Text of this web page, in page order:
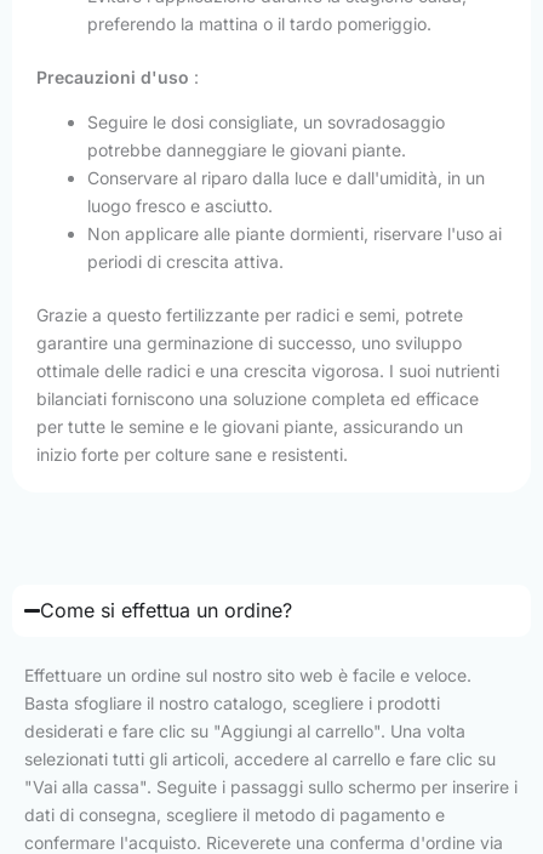
preferendo la mattina o il tardo pomeriggio.
Precauzioni d'uso :
Seguire le dosi consigliate, un sovradosaggio
potrebbe danneggiare le giovani piante.
Conservare al riparo dalla luce e dall'umidità, in un
luogo fresco e asciutto.
Non applicare alle piante dormienti, riservare l'uso ai
periodi di crescita attiva.
Grazie a questo fertilizzante per radici e semi, potrete
garantire una germinazione di successo, uno sviluppo
ottimale delle radici e una crescita vigorosa. I suoi nutrienti
bilanciati forniscono una soluzione completa ed efficace
per tutte le semine e le giovani piante, assicurando un
inizio forte per colture sane e resistenti.
Come si effettua un ordine?
Effettuare un ordine sul nostro sito web è facile e veloce.
Basta sfogliare il nostro catalogo, scegliere i prodotti
desiderati e fare clic su "Aggiungi al carrello". Una volta
selezionati tutti gli articoli, accedere al carrello e fare clic su
"Vai alla cassa". Seguite i passaggi sullo schermo per inserire i
dati di consegna, scegliere il metodo di pagamento e
confermare l'acquisto. Riceverete una conferma d'ordine via